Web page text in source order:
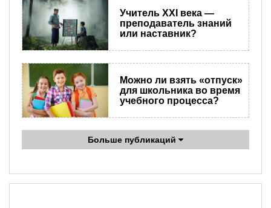
Учитель XXI века —
преподаватель знаний
или наставник?
Можно ли взять «отпуск»
для школьника во время
учебного процесса?
Больше публикаций